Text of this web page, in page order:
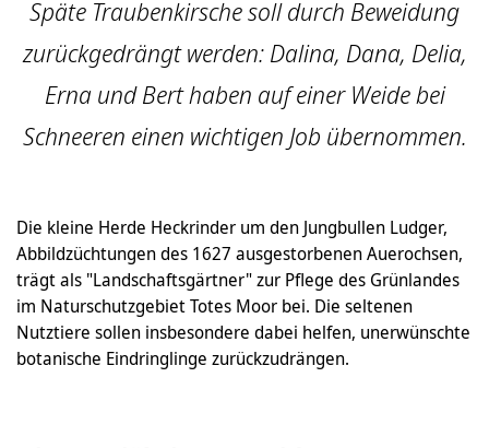
Späte Traubenkirsche soll durch Beweidung
zurückgedrängt werden: Dalina, Dana, Delia,
Erna und Bert haben auf einer Weide bei
Schneeren einen wichtigen Job übernommen.
Die kleine Herde Heckrinder um den Jungbullen Ludger,
Abbildzüchtungen des 1627 ausgestorbenen Auerochsen,
trägt als "Landschaftsgärtner" zur Pflege des Grünlandes
im Naturschutzgebiet Totes Moor bei. Die seltenen
Nutztiere sollen insbesondere dabei helfen, unerwünschte
botanische Eindringlinge zurückzudrängen.